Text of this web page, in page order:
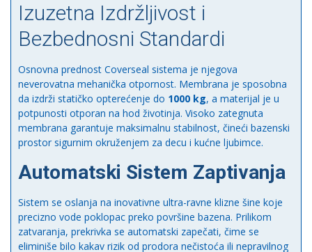
Izuzetna Izdržljivost i
Bezbednosni Standardi
Osnovna prednost Coverseal sistema je njegova
neverovatna mehanička otpornost. Membrana je sposobna
da izdrži statičko opterećenje do 1000 kg, a materijal je u
potpunosti otporan na hod životinja. Visoko zategnuta
membrana garantuje maksimalnu stabilnost, čineći bazenski
prostor sigurnim okruženjem za decu i kućne ljubimce.
Automatski Sistem Zaptivanja
Sistem se oslanja na inovativne ultra-ravne klizne šine koje
precizno vode poklopac preko površine bazena. Prilikom
zatvaranja, prekrivka se automatski zapečati, čime se
eliminiše bilo kakav rizik od prodora nečistoća ili nepravilnog